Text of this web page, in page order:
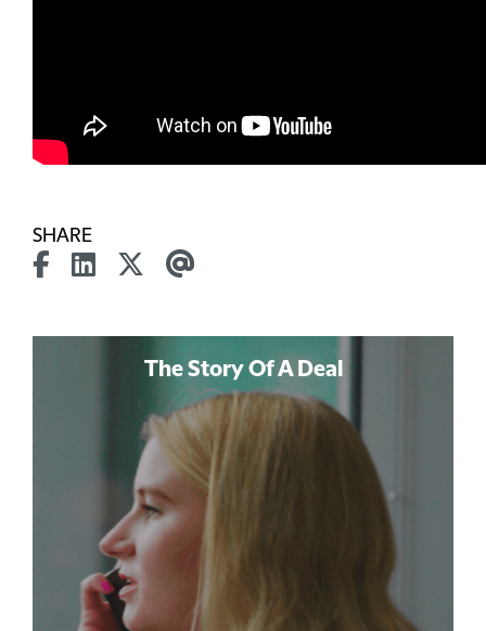
SHARE
The Story Of A Deal